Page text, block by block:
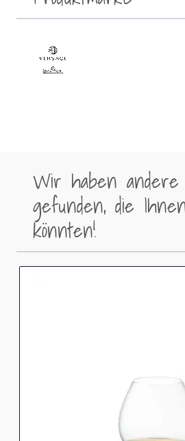
Wir haben andere
gefunden, die
könnten!